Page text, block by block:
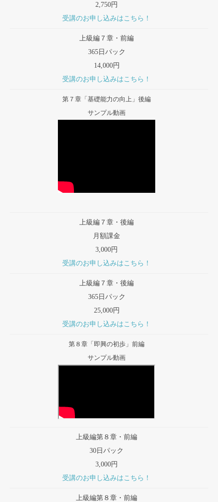
2,750円
受講のお申し込みはこちら！
上級編７章・前編
365日パック
14,000円
受講のお申し込みはこちら！
第７章「基礎能力の向上」後編
サンプル動画
上級編７章・後編
月額課金
3,000円
受講のお申し込みはこちら！
上級編７章・後編
365日パック
25,000円
受講のお申し込みはこちら！
第８章「即興の初歩」前編
サンプル動画
上級編第８章・前編
30日パック
3,000円
受講のお申し込みはこちら！
上級編第８章・前編